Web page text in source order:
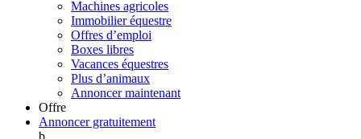
Machines agricoles
Immobilier équestre
Offres d’emploi
Boxes libres
Vacances équestres
Plus d’animaux
Annoncer maintenant
Offre
Annoncer gratuitement
b